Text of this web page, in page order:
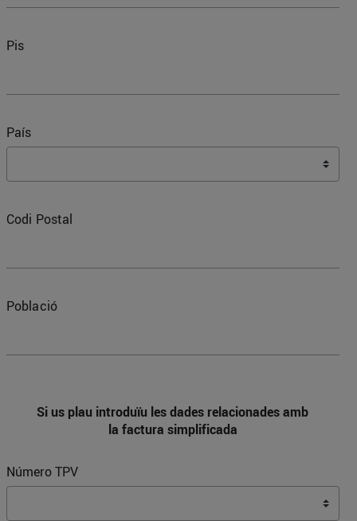
Pis
País
Codi Postal
Població
Si us plau introduïu les dades relacionades amb
la factura simplificada
Número TPV